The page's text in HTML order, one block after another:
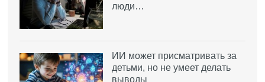
люди…
ИИ может присматривать за
детьми, но не умеет делать
выводы